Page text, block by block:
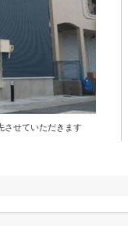
させていただきます